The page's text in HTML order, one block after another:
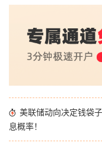
美联储动向决定钱袋
息概率！